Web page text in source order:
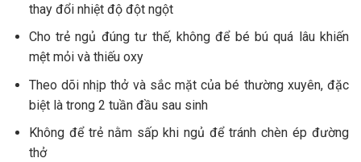
thay đổi nhiệt độ đột ngột
Cho trẻ ngủ đúng tư thế, không để bé bú quá lâu khiến
mệt mỏi và thiếu oxy
Theo dõi nhịp thở và sắc mặt của bé thường xuyên, đặc
biệt là trong 2 tuần đầu sau sinh
Không để trẻ nằm sấp khi ngủ để tránh chèn ép đường
thở